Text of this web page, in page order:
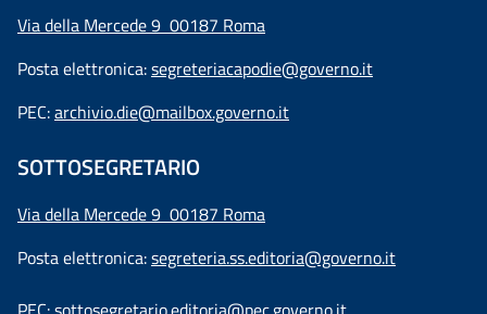
Via della Mercede 9 00187 Roma
Posta elettronica:segreteriacapodie@governo.it
PEC:archivio.die@mailbox.governo.it
SOTTOSEGRETARIO
Via della Mercede 9 00187 Roma
Posta elettronica:segreteria.ss.editoria@governo.it